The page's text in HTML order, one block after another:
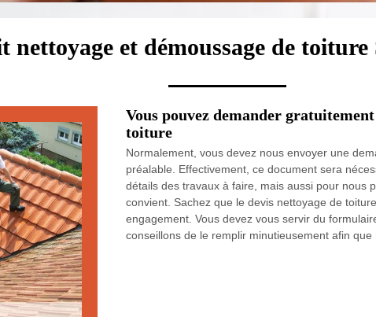
nettoyage et démoussage de
Vous pouvez demander
toiture
Normalement, vous devez nous envoyer une
préalable. Effectivement, ce document sera
détails des travaux à faire, mais aussi pour nous
convient. Sachez que le devis nettoyage de
engagement. Vous devez vous servir du
conseillons de le remplir minutieusement afin